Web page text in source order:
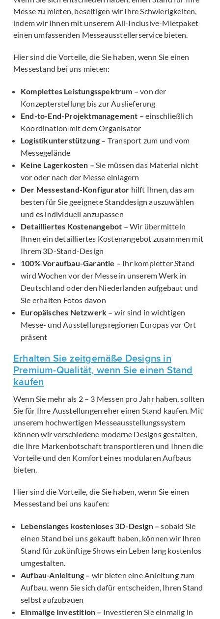
Messe zu mieten, beseitigen wir Ihre Schwierigkeiten,
indem wir Ihnen mit unserem All-Inclusive-Mietpaket
einen umfassenden Messeausstellerservice bieten.
Hier sind die Vorteile, die Sie haben, wenn Sie einen
Messestand bei uns mieten:
Komplettes Leistungsspektrum – von der
Konzepterstellung bis zur Auslieferung
End-to-End-Projektmanagement – einschließlich
Koordination mit dem Organisator
Logistikunterstützung – Transport zum und vom
Messegelände
Keine Lagerkosten – Sie müssen das Material nicht
vor oder nach der Messe einlagern
Der Messestand-Konfigurator hilft Ihnen, das am
besten für Sie geeignete Standdesign auszuwählen
und es individuell anzupassen
Detailliertes Kostenangebot – Wir übermitteln
Ihnen ein detailliertes Kostenangebot zusammen mit
Ihrem 3D-Stand-Design
100% Voraufbau-Garantie – Ihr kompletter Stand
wird Wochen vor der Messe in unserem Werk in
Deutschland oder den Niederlanden aufgebaut und
Sie erhalten Fotos davon
Europäisches Netzwerk – wir sind in wichtigen
Messe- und Ausstellungsregionen Europas vor Ort
präsent
Erhalten Sie zeitgemäße Designs in
Premium-Qualität, wenn Sie einen Stand
kaufen
Wenn Sie mehr als 2 – 3 Messen pro Jahr haben, sollten
Sie für Ihre Ausstellungen eher einen Stand kaufen. Mit
unserem hochwertigen Messeausstellungssystem
können wir verschiedene moderne Designs gestalten,
die Ihre Markenbotschaft transportieren und Ihnen die
Vorteile und den Komfort eines modularen Aufbaus
bieten.
Hier sind die Vorteile, die Sie haben, wenn Sie einen
Messestand bei uns kaufen:
Lebenslanges kostenloses 3D-Design – sobald Sie
einen Stand bei uns gekauft haben, können wir Ihren
Stand für zukünftige Shows ein Leben lang kostenlos
umgestalten.
Aufbau-Anleitung – wir bieten eine Anleitung zum
Aufbau, wenn Sie sich dafür entscheiden, Ihren Stand
selbst aufzubauen
Einmalige Investition – Investieren Sie einmalig in